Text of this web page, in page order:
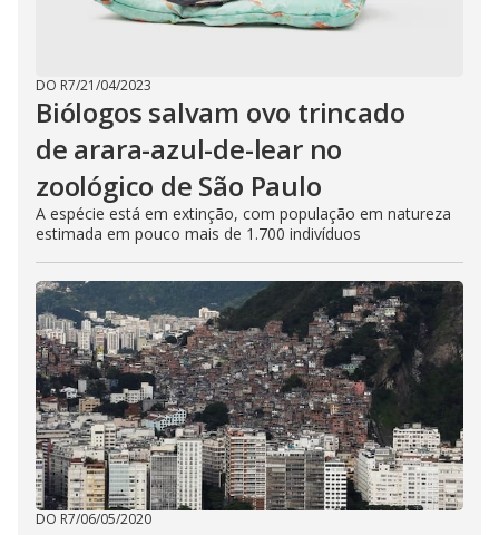
DO R7/21/04/2023
Biólogos salvam ovo trincado
de arara-azul-de-lear no
zoológico de São Paulo
A espécie está em extinção, com população em natureza
estimada em pouco mais de 1.700 indivíduos
DO R7/06/05/2020